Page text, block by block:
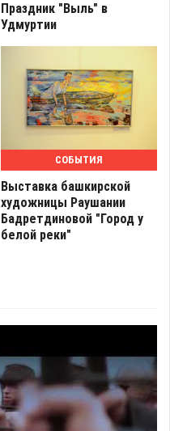
Праздник "Выль" в
Удмуртии
СОБЫТИЯ
Выставка башкирской
художницы Раушании
Бадретдиновой "Город у
белой реки"